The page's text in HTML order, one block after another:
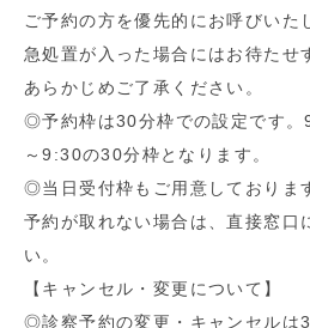
ご予約の方を優先的にお呼びいた
急処置が入った場合にはお待たせ
あらかじめご了承ください。
◎予約枠は30分枠での設定です。
～9:30の30分枠となります。
◎当日受付枠もご用意しておりま
予約が取れない場合は、直接窓口
い。
【キャンセル・変更について】
◎診察予約の変更・キャンセルは